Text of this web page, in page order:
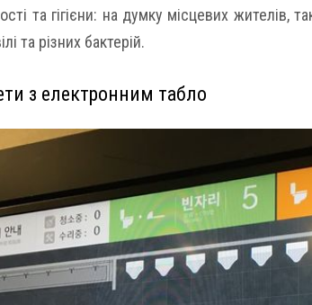
та гігієни: на думку місцевих жителів,
та різних бактерій.
з електронним табло